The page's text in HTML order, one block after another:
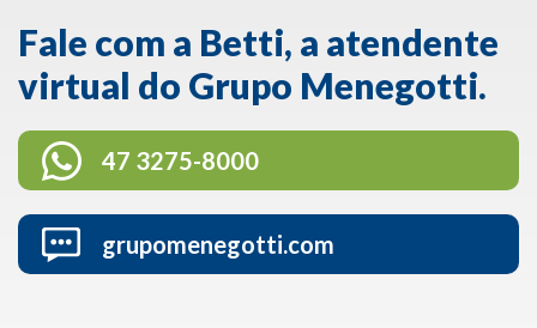
Fale com a Betti, a atendente
virtual do Grupo Menegotti.
47 3275-8000
grupomenegotti.com